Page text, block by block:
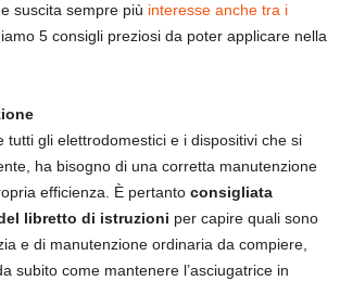
suscita sempre più interesse anche tra i
5 consigli preziosi da poter applicare nella
tutti gli elettrodomestici e i dispositivi che si
ha bisogno di una corretta manutenzione
efficienza. È pertanto consigliata
libretto di istruzioni per capire quali sono
e di manutenzione ordinaria da compiere,
subito come mantenere l’asciugatrice in